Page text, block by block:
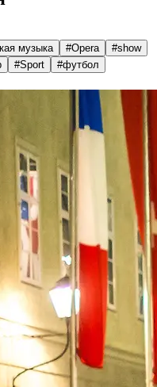
музыка #Opera #show
#Sport #футбол